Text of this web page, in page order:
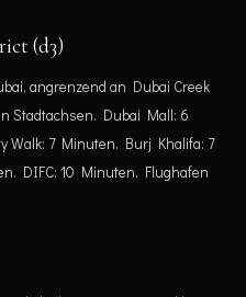
(d3)
angrenzend an Dubai Creek
Stadtachsen. Dubai Mall: 6
Walk: 7 Minuten. Burj Khalifa: 7
DIFC: 10 Minuten. Flughafen